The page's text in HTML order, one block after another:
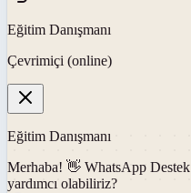
Eğitim Danışmanı
Çevrimiçi (online)
Eğitim Danışmanı
Merhaba! 👋 WhatsApp Destek
yardımcı olabiliriz?